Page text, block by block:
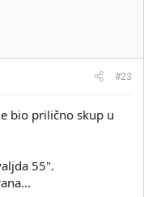
#23
bio prilično skup u
55".